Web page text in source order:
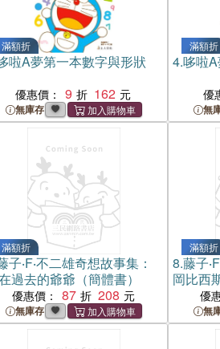
滿額折
啦A夢第一本數字與形狀
優惠價： 9 162
無庫存
滿額折
4.哆啦
優
無
滿額折
子‧F‧不二雄奇想故事集：
過去的爺爺（簡體書）
優惠價： 87 208
無庫存
滿額折
8.藤子
岡比西
優
無